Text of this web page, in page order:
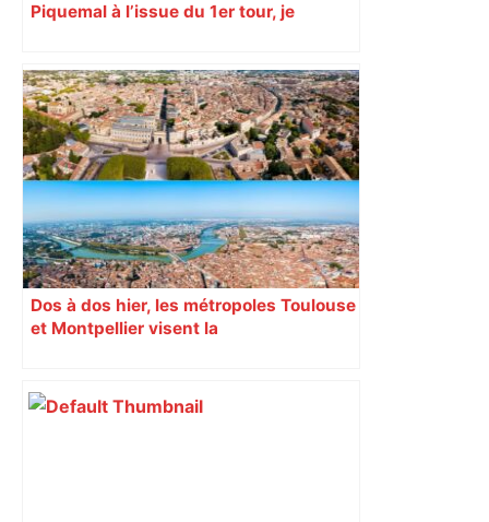
Piquemal à l’issue du 1er tour, je
Dos à dos hier, les métropoles Toulouse
et Montpellier visent la